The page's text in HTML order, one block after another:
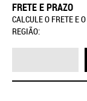
FRETE E PRAZO
CALCULE O FRETE E
REGIÃO: